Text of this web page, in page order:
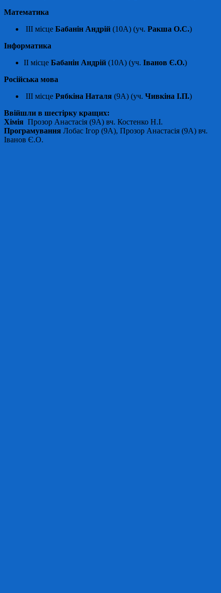
Математика
ІІІ місце Бабанін Андрій (10А) (уч. Ракша О.С.)
Інформатика
ІІ місце Бабанін Андрій (10А) (уч. Іванов Є.О.)
Російська мова
ІІІ місце Рябкіна Наталя (9А) (уч. Чивкіна І.П.)
Ввійшли в шестірку кращих:
Хімія Прозор Анастасія (9А) вч. Костенко Н.І.
Програмування Лобас Ігор (9А), Прозор Анастасія (9А) вч.
Іванов Є.О.